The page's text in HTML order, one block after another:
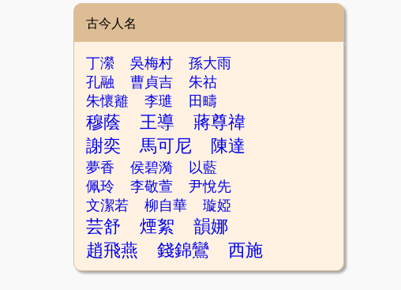
古今人名
丁瀠 吳梅村
孫大雨
孔融
曹貞吉
朱祜
朱懷䨈
李璡 田疇
穆蔭 王導
蔣尊禕
謝奕
馬可尼 陳達
夢香 侯碧漪
以藍
佩玲
李敬萱
尹悅先
文潔若
柳自華 璇婭
芸舒 煙絮
韻娜
趙飛燕
錢錦鸞 西施